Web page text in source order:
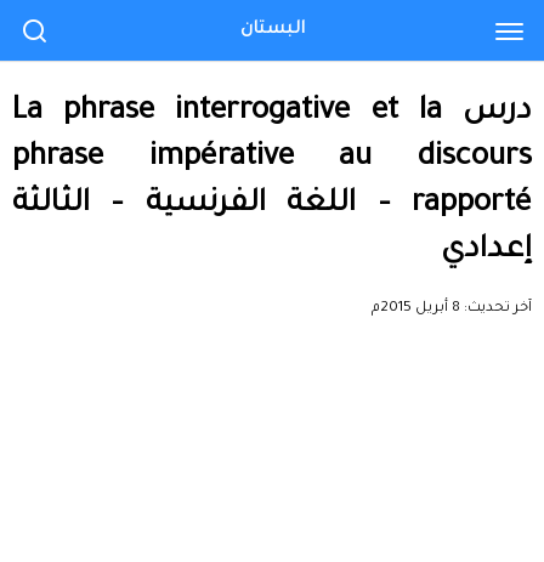
درس La phrase interrogative et la
phrase impérative au discours
rapporté – اللغة الفرنسية – الثالثة
إعدادي
آخر تحديث: 8 أبريل 2015م
البستان